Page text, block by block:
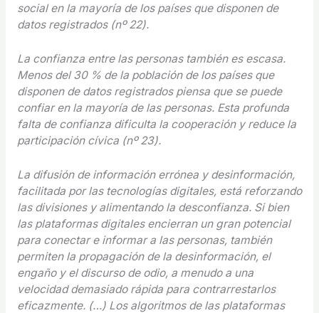
social en la mayoría de los países que disponen de
datos registrados (nº 22).
La confianza entre las personas también es escasa.
Menos del 30 % de la población de los países que
disponen de datos registrados piensa que se puede
confiar en la mayoría de las personas. Esta profunda
falta de confianza dificulta la cooperación y reduce la
participación cívica (nº 23).
La difusión de información errónea y desinformación,
facilitada por las tecnologías digitales, está reforzando
las divisiones y alimentando la desconfianza. Si bien
las plataformas digitales encierran un gran potencial
para conectar e informar a las personas, también
permiten la propagación de la desinformación, el
engaño y el discurso de odio, a menudo a una
velocidad demasiado rápida para contrarrestarlos
eficazmente. (…) Los algoritmos de las plataformas